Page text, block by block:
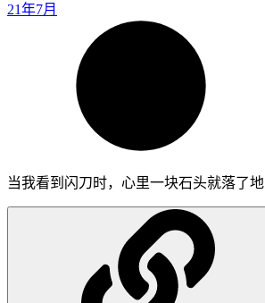
21年7月
当我看到闪刀时，心里一块石头就落了地